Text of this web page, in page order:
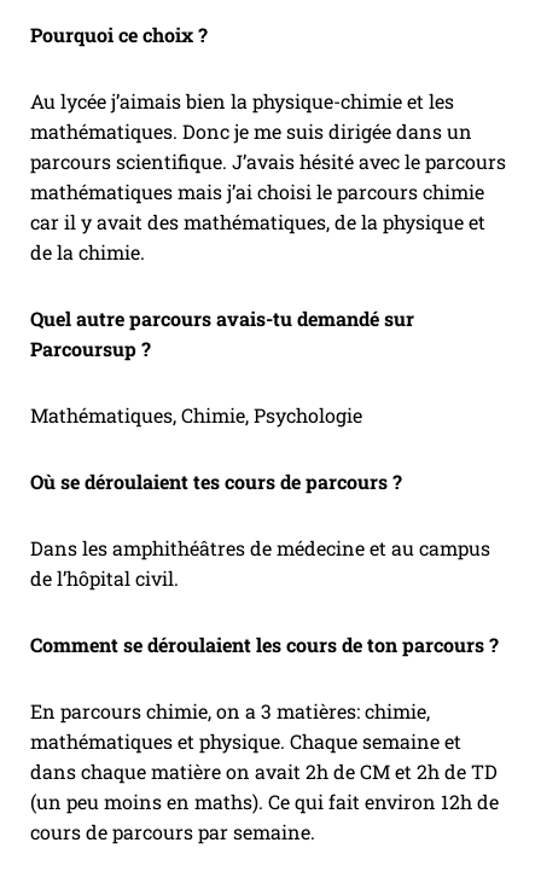
Pourquoi ce choix ?
Au lycée j’aimais bien la physique-chimie et les
mathématiques. Donc je me suis dirigée dans un
parcours scientifique. J’avais hésité avec le parcours
mathématiques mais j’ai choisi le parcours chimie
car il y avait des mathématiques, de la physique et
de la chimie.
Quel autre parcours avais-tu demandé sur
Parcoursup ?
Mathématiques, Chimie, Psychologie
Où se déroulaient tes cours de parcours ?
Dans les amphithéâtres de médecine et au campus
de l’hôpital civil.
Comment se déroulaient les cours de ton parcours ?
En parcours chimie, on a 3 matières: chimie,
mathématiques et physique. Chaque semaine et
dans chaque matière on avait 2h de CM et 2h de TD
(un peu moins en maths). Ce qui fait environ 12h de
cours de parcours par semaine.